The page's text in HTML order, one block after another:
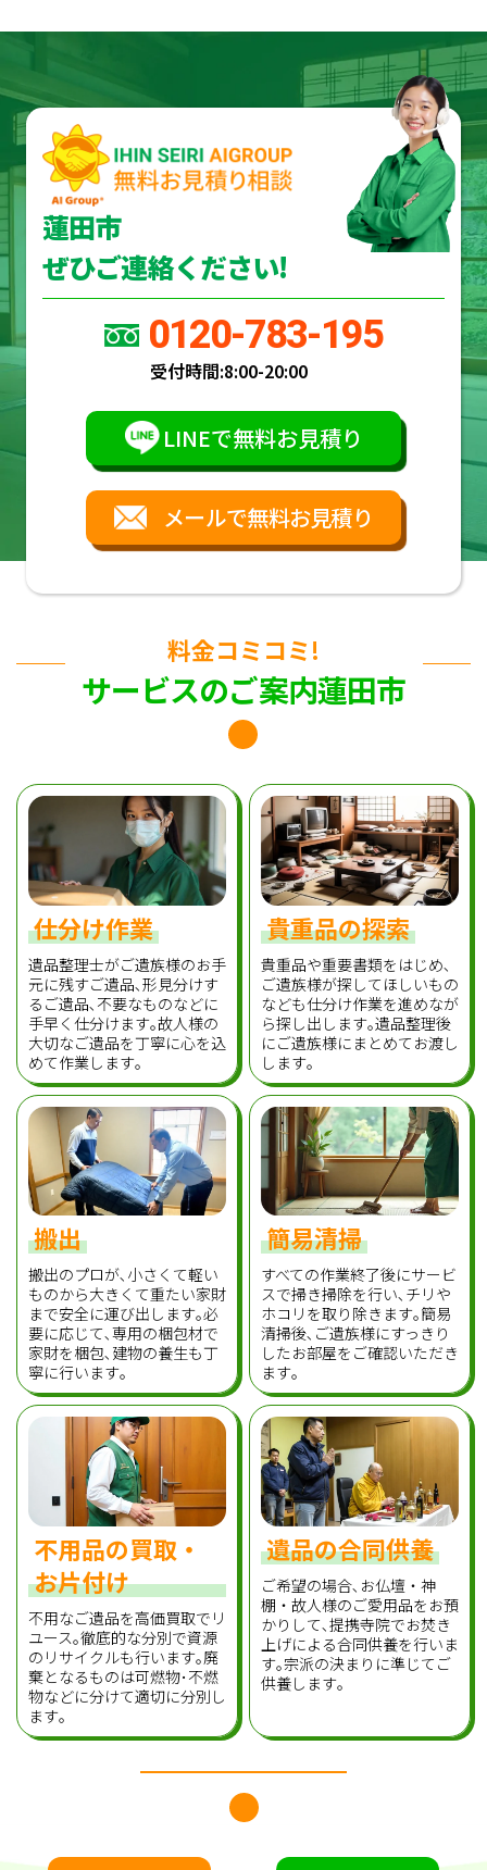
蓮田市
ぜひご連絡ください!
0120-783-195
受付時間:8:00-20:00
LINEで無料お見積り
メールで無料お見積り
料金コミコミ!
サービスのご案内蓮田市
仕分け作業
遺品整理士がご遺族様のお手
元に残すご遺品､形見分けす
るご遺品､不要なものなどに
手早く仕分けます｡故人様の
大切なご遺品を丁寧に心を込
めて作業します｡
貴重品の探索
貴重品や重要書類をはじめ､
ご遺族様が探してほしいもの
なども仕分け作業を進めなが
ら探し出します｡遺品整理後
にご遺族様にまとめてお渡し
します｡
搬出
搬出のプロが､小さくて軽い
ものから大きくて重たい家財
まで安全に運び出します｡必
要に応じて､専用の梱包材で
家財を梱包､建物の養生も丁
寧に行います｡
簡易清掃
すべての作業終了後にサービ
スで掃き掃除を行い､チリや
ホコリを取り除きます｡簡易
清掃後､ご遺族様にすっきり
したお部屋をご確認いただき
ます｡
不用品の買取・
お片付け
不用なご遺品を高価買取でリ
ユース｡徹底的な分別で資源
のリサイクルも行います｡廃
棄となるものは可燃物･不燃
物などに分けて適切に分別し
ます｡
遺品の合同供養
ご希望の場合､お仏壇・神
棚・故人様のご愛用品をお預
かりして､提携寺院でお焚き
上げによる合同供養を行いま
す｡宗派の決まりに準じてご
供養します｡